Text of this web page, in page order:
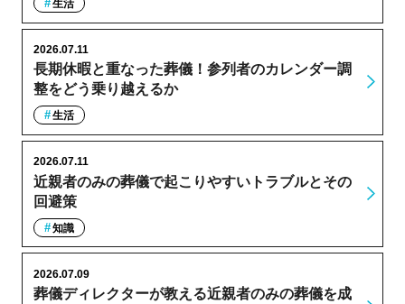
生活
長期休暇と重なった葬儀！参列者のカレンダー調
整をどう乗り越えるか
2026.07.11
生活
近親者のみの葬儀で起こりやすいトラブルとその
回避策
2026.07.11
知識
葬儀ディレクターが教える近親者のみの葬儀を成
2026.07.09